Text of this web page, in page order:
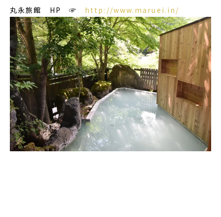
丸永旅館 HP ☞ http://www.maruei.in/